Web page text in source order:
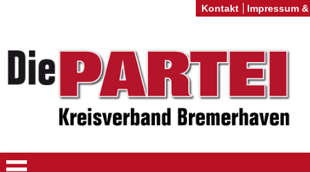
Kontakt Impressum